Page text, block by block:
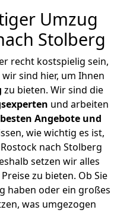
Umzug
Stolberg
recht kostspielig sein,
sind hier, um Ihnen
zu bieten. Wir sind die
und arbeiten
Angebote und
wie wichtig es ist,
nach Stolberg
setzen wir alles
zu bieten. Ob Sie
haben oder ein großes
was umgezogen